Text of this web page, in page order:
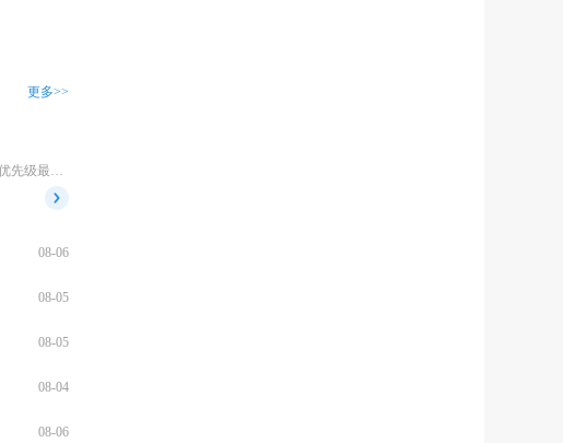
更多>>
诡境余音所有分支与兑换商店中，优先级最高的选择为狂级烙印先行者，其次是当期限定活动狂烙印，...
08-06
08-05
08-05
08-04
08-06